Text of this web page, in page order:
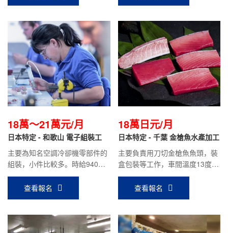
18萬～21萬元/月
日本特定 - 和歌山 電子組裝工
主要為知名空調冷卻機零部件的
組裝，小件比較多。時給940日
元，平均到手工資：18萬～21萬
查看報名
18萬日元/月
日本特定 - 千葉 金槍魚水產加工
主要負責用刀切金槍魚魚頭，裝
盒包裝等工作，車間溫度13度左
右。時給1100日元，目前在職人
員平均到手工資：18萬左右。
查看報名